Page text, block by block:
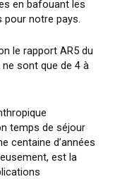
en bafouant les
notre pays.
le rapport AR5 du
ne sont que de 4 à
temps de séjour
centaine d’années
est la